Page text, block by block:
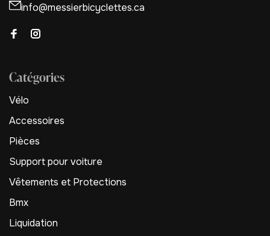
info@messierbicyclettes.ca
Catégories
Vélo
Accessoires
Pièces
Support pour voiture
Vêtements et Protections
Bmx
Liquidation